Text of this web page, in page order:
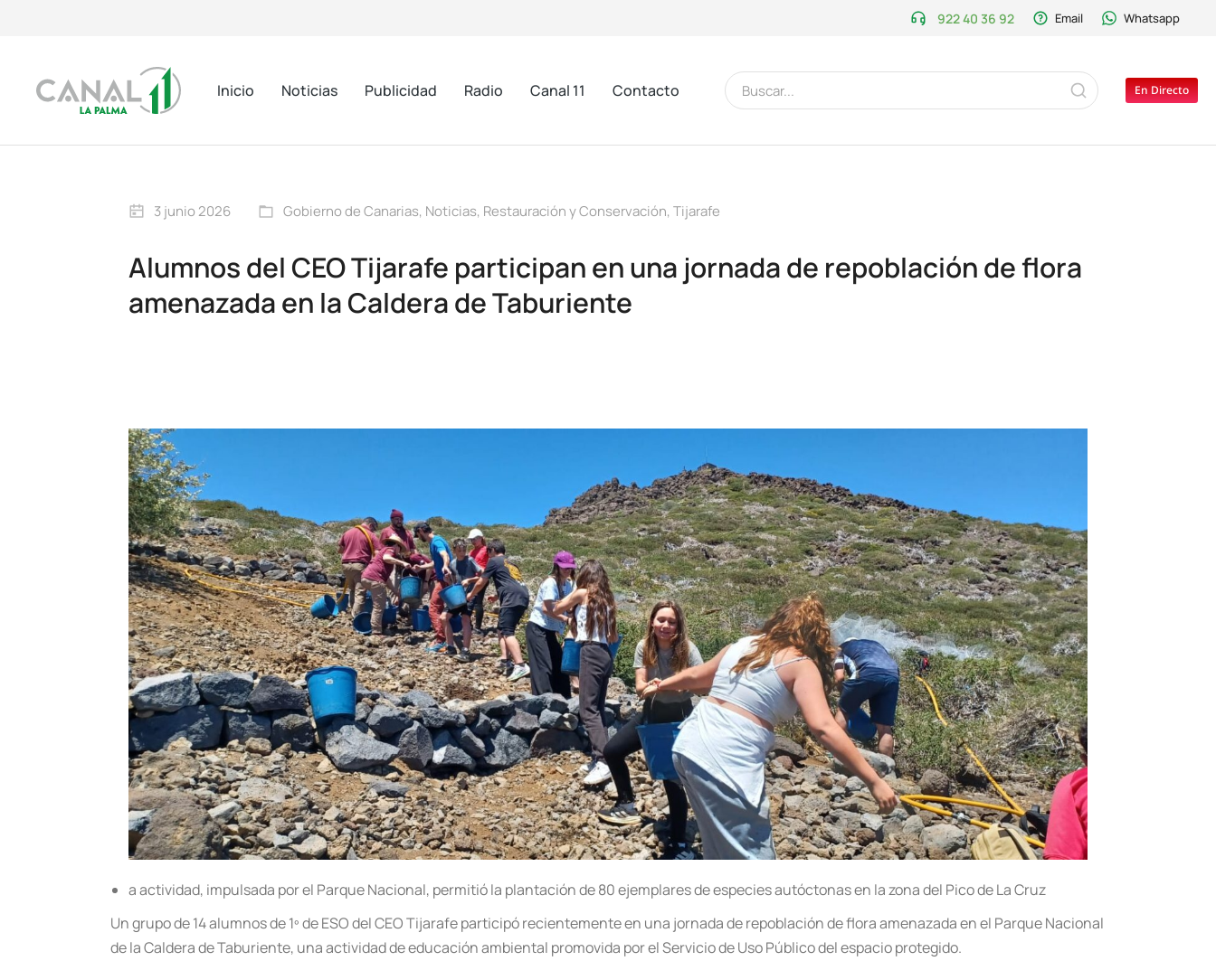
922 40 36 92 Email Whatsapp
Inicio Noticias Publicidad Radio Canal 11 Contacto En Directo
3 junio 2026 Gobierno de Canarias, Noticias, Restauración y Conservación, Tijarafe
Alumnos del CEO Tijarafe participan en una jornada de repoblación de flora
amenazada en la Caldera de Taburiente
a actividad, impulsada por el Parque Nacional, permitió la plantación de 80 ejemplares de especies autóctonas en la zona del Pico de La Cruz
Un grupo de 14 alumnos de 1º de ESO del CEO Tijarafe participó recientemente en una jornada de repoblación de flora amenazada en el Parque Nacional
de la Caldera de Taburiente, una actividad de educación ambiental promovida por el Servicio de Uso Público del espacio protegido.